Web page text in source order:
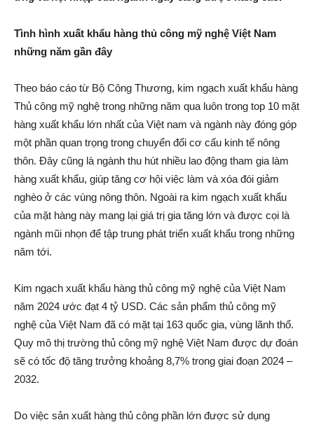
Tình hình xuất khẩu hàng thủ công mỹ nghệ Việt Nam
những năm gần đây
Theo báo cáo từ Bộ Công Thương, kim ngạch xuất khẩu hàng
Thủ công mỹ nghệ trong những năm qua luôn trong top 10 mặt
hàng xuất khẩu lớn nhất của Việt nam và ngành này đóng góp
một phần quan trọng trong chuyển đổi cơ cấu kinh tế nông
thôn. Đây cũng là ngành thu hút nhiều lao động tham gia làm
hàng xuất khẩu, giúp tăng cơ hội việc làm và xóa đói giảm
nghèo ở các vùng nông thôn. Ngoài ra kim ngạch xuất khẩu
của mặt hàng này mang lại giá trị gia tăng lớn và được cọi là
ngành mũi nhọn để tập trung phát triển xuất khẩu trong những
năm tới.
Kim ngạch xuất khẩu hàng thủ công mỹ nghệ của Việt Nam
năm 2024 ước đạt 4 tỷ USD. Các sản phẩm thủ công mỹ
nghệ của Việt Nam đã có mặt tại 163 quốc gia, vùng lãnh thổ.
Quy mô thị trường thủ công mỹ nghệ Việt Nam được dự đoán
sẽ có tốc độ tăng trưởng khoảng 8,7% trong giai đoạn 2024 –
2032.
Do việc sản xuất hàng thủ công phần lớn được sử dụng